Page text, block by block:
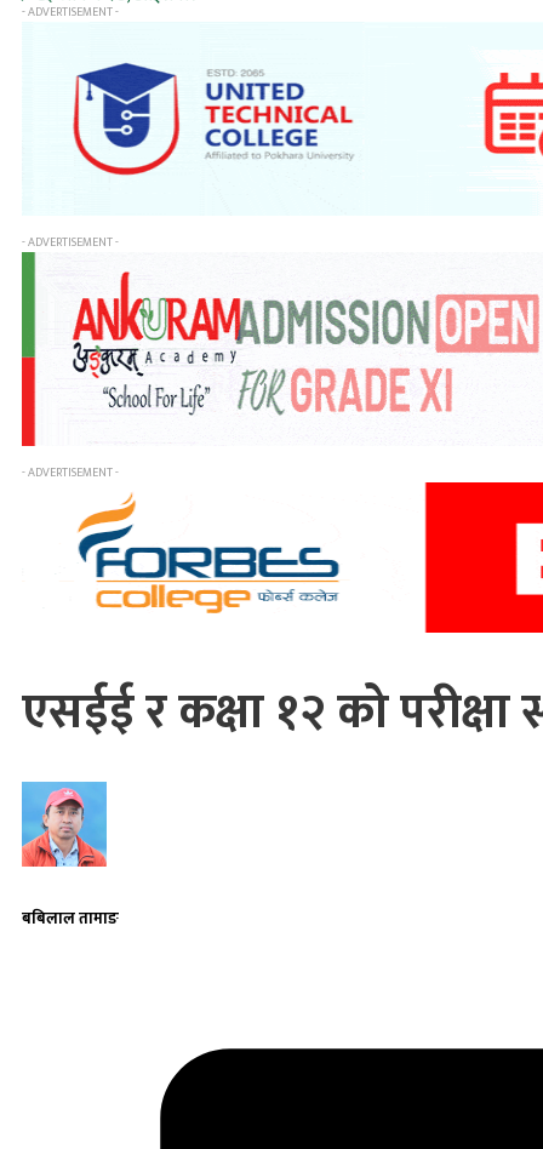
- ADVERTISEMENT -
- ADVERTISEMENT -
- ADVERTISEMENT -
एसईई र कक्षा १२ को परीक्षा
बबिलाल तामाङ